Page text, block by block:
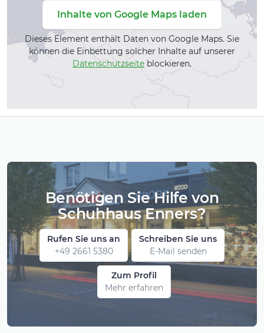
Inhalte von Google Maps laden
Dieses Element enthält Daten von Google Maps. Sie
können die Einbettung solcher Inhalte auf unserer
Datenschutzseite blockieren.
Benötigen Sie Hilfe von
Schuhhaus Enners?
Rufen Sie uns an
+49 2661 5380
Schreiben Sie uns
E-Mail senden
Zum Profil
Mehr erfahren